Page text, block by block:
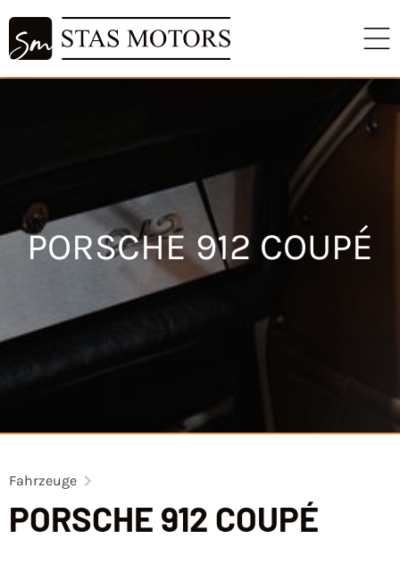
PORSCHE 912 COUPÉ
Fahrzeuge
PORSCHE 912 COUPÉ